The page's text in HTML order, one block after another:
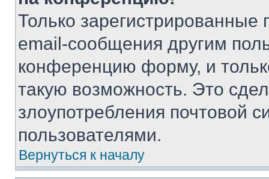
Только зарегистрированные
email-сообщения другим
конференцию форму, и
такую возможность. Это
злоупотребления почтовой
пользователями.
Вернуться к началу